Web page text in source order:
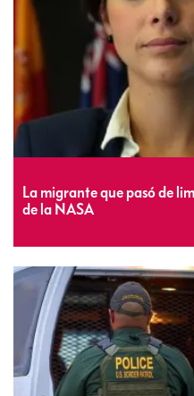
La migrante que pasó de
de la NASA